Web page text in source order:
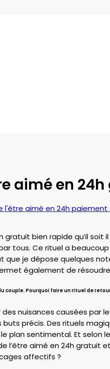
aimé en
l'être aimé en 24h
gratuit bien rapide qu’il
tous. Ce rituel a
que je dépose quelques
également de
couple. Pourquoi faire un rituel de
nuisances causées par
précis. Des rituels
plan sentimental. Et selon
l’être aimé en 24h
affectifs ?